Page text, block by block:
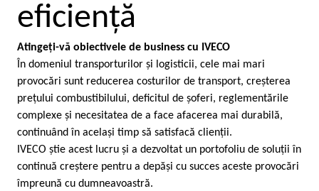
eficienţă
Atingeţi-vă obiectivele de business cu IVECO
În domeniul transporturilor şi logisticii, cele mai mari
provocări sunt reducerea costurilor de transport, creşterea
preţului combustibilului, deficitul de şoferi, reglementările
complexe şi necesitatea de a face afacerea mai durabilă,
continuând în acelaşi timp să satisfacă clienţii.
IVECO ştie acest lucru şi a dezvoltat un portofoliu de soluţii în
continuă creştere pentru a depăşi cu succes aceste provocări
împreună cu dumneavoastră.